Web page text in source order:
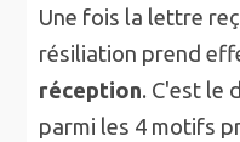
Une fois la lettre
résiliation prend
réception. C'est le
parmi les 4 motifs